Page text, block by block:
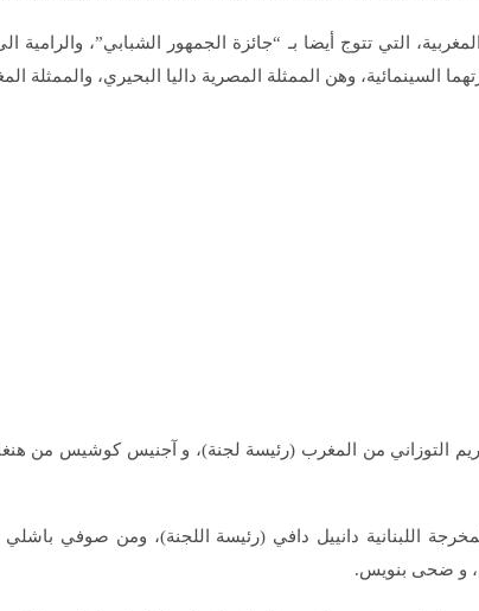
التي تتوج أيضا بـ “جائزة الجمهور الشبابي”، والرامية
وهن الممثلة المصرية داليا البحيري، والممثلة
التوزاني من المغرب (رئيسة لجنة)، و آجنيس كوشيس من
اللبنانية دانييل دافي (رئيسة اللجنة)، ومن صوفي
و ضحى بنويس.